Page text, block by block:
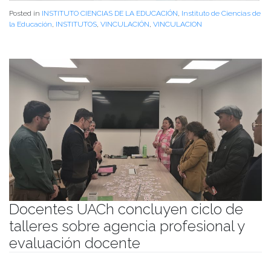
Posted in INSTITUTO CIENCIAS DE LA EDUCACIÓN, Instituto de Ciencias de
la Educación, INSTITUTOS, VINCULACIÓN, VINCULACION
Docentes UACh concluyen ciclo de
talleres sobre agencia profesional y
evaluación docente